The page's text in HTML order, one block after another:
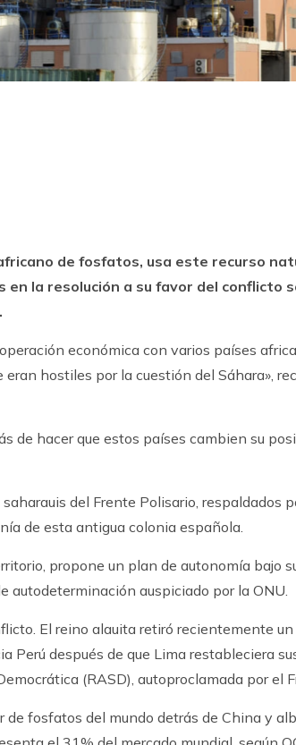
de fosfatos, usa este recurso
en la resolución a su favor del conflicto
económica con varios países
hostiles por la cuestión del Sáhara»,
de hacer que estos países cambien su
del Frente Polisario, respaldados
de esta antigua colonia española.
propone un plan de autonomía bajo
autodeterminación auspiciado por la ONU.
El reino alauita retiró recientemente
Perú después de que Lima restableciera
(RASD), autoproclamada por el
de fosfatos del mundo detrás de China y